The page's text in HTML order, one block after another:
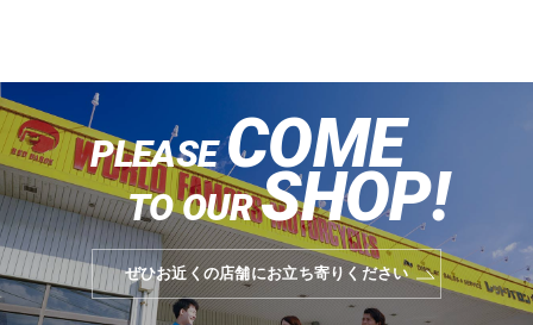
PLEASECOME
TO OURSHOP!
ぜひお近くの店舗にお立ち寄りください